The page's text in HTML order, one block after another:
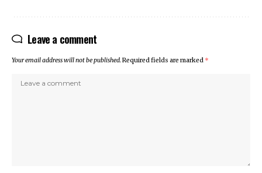
Leave a comment
Your email address will not be published.Required fields are marked *